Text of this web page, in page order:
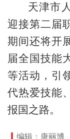
天津市
迎接第二届
期间还将开
届全国技能
等活动，引
代热爱技能
报国之路。
编辑：唐丽博